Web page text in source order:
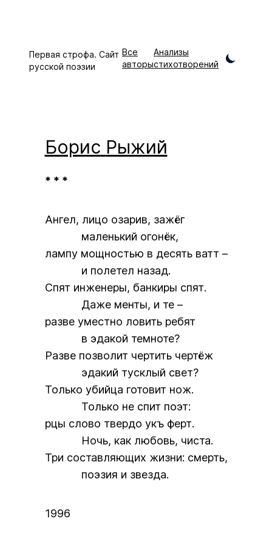
Первая строфа. Сайт
русской поэзии
Все
авторы
Анализы
стихотворений
Борис Рыжий
* * *
Ангел, лицо озарив, зажёг
маленький огонёк,
лампу мощностью в десять ватт –
и полетел назад.
Спят инженеры, банкиры спят.
Даже менты, и те –
разве уместно ловить ребят
в эдакой темноте?
Разве позволит чертить чертёж
эдакий тусклый свет?
Только убийца готовит нож.
Только не спит поэт:
рцы слово твердо укъ ферт.
Ночь, как любовь, чиста.
Три составляющих жизни: смерть,
поэзия и звезда.
1996